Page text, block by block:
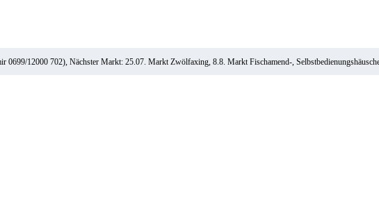
0699/12000 702), Nächster Markt: 25.07. Markt Zwölfaxing, 8.8. Markt Fischamend-,